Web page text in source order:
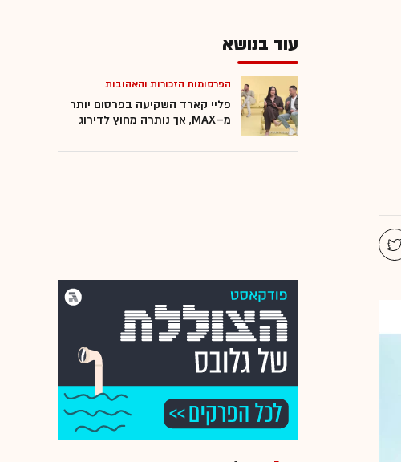
עוד בנושא
הפרסומות הזכורות והאהובות
פליי קארד השקיעה בפרסום יותר
מ–MAX, אך נותרה מחוץ לדירוג